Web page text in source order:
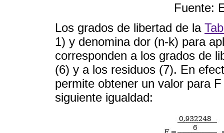
Fuente:
Los grados de libertad de la
1) y denomina dor (n-k) para
corresponden a los grados de
(6) y a los residuos (7). En
permite obtener un valor para
siguiente igualdad: